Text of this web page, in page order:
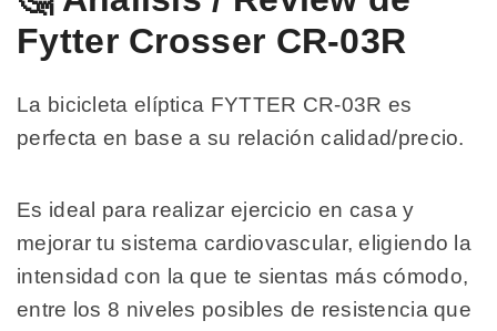
Fytter Crosser CR-03R
La bicicleta elíptica FYTTER CR-03R es
perfecta en base a su relación calidad/precio.
Es ideal para realizar ejercicio en casa y
mejorar tu sistema cardiovascular, eligiendo la
intensidad con la que te sientas más cómodo,
entre los 8 niveles posibles de resistencia que